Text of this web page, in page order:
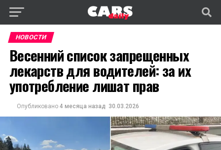
НОВОСТИ
Весенний список запрещенных
лекарств для водителей: за их
употребление лишат прав
Опубликовано 4 месяца назад 30.03.2026